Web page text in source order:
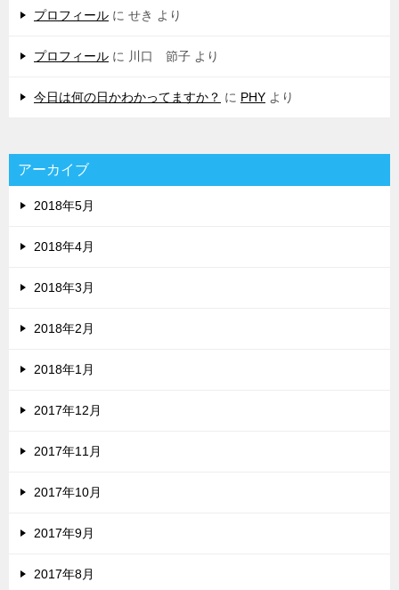
プロフィール に せき より
プロフィール に 川口 節子 より
今日は何の日かわかってますか？ に PHY より
アーカイブ
2018年5月
2018年4月
2018年3月
2018年2月
2018年1月
2017年12月
2017年11月
2017年10月
2017年9月
2017年8月